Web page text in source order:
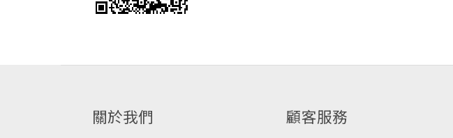
關於我們 顧客服務